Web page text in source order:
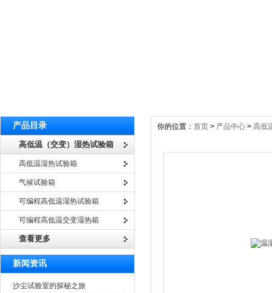
产品目录
高低温（交变）湿热试验箱
高低温湿热试验箱
气候试验箱
可编程高低温湿热试验箱
可编程高低温交变湿热箱
查看更多
新闻资讯
沙尘试验室的探秘之旅
你的位置： 首页 > 产品中心 > 高低